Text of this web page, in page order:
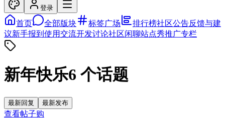
登录
首页 全部版块 标签广场 排行榜社区公告反馈与建
议新手报到 使用交流开发讨论社区闲聊站点秀推广专栏
新年快乐6 个话题
最新回复 最新发布
查看帖子购